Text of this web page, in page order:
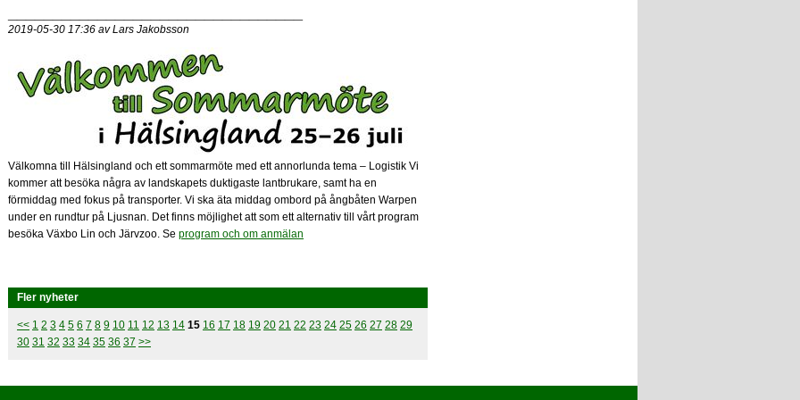
2019-05-30 17:36 av Lars Jakobsson
Välkomna till Hälsingland och ett sommarmöte med ett annorlunda tema – Logistik Vi
kommer att besöka några av landskapets duktigaste lantbrukare, samt ha en
förmiddag med fokus på transporter. Vi ska äta middag ombord på ångbåten Warpen
under en rundtur på Ljusnan. Det finns möjlighet att som ett alternativ till vårt program
besöka Växbo Lin och Järvzoo. Se program och om anmälan
Fler nyheter
<< 1 2 3 4 5 6 7 8 9 10 11 12 13 14 15 16 17 18 19 20 21 22 23 24 25 26 27 28 29
30 31 32 33 34 35 36 37 >>